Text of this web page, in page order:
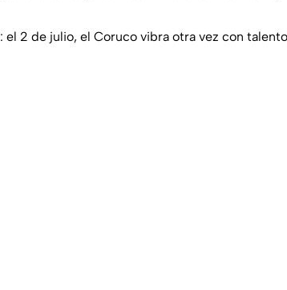
el 2 de julio, el Coruco vibra otra vez con